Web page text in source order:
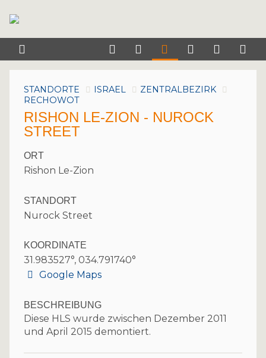
STANDORTE ISRAEL
ZENTRALBEZIRK
RECHOWOT
RISHON LE-ZION - NUROCK
STREET
ORT
Rishon Le-Zion
STANDORT
Nurock Street
KOORDINATE
31.983527°, 034.791740°
Google Maps
BESCHREIBUNG
Diese HLS wurde zwischen Dezember 2011
und April 2015 demontiert.